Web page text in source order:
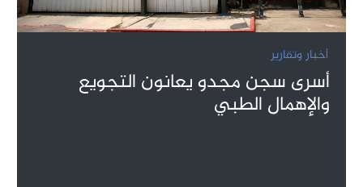
أخبار وتقارير
أسرى سجن مجدو يعانون التجويع
والإهمال الطبي